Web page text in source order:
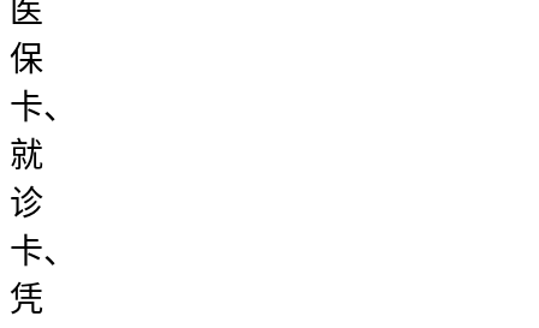
医
保
卡、
就
诊
卡、
凭